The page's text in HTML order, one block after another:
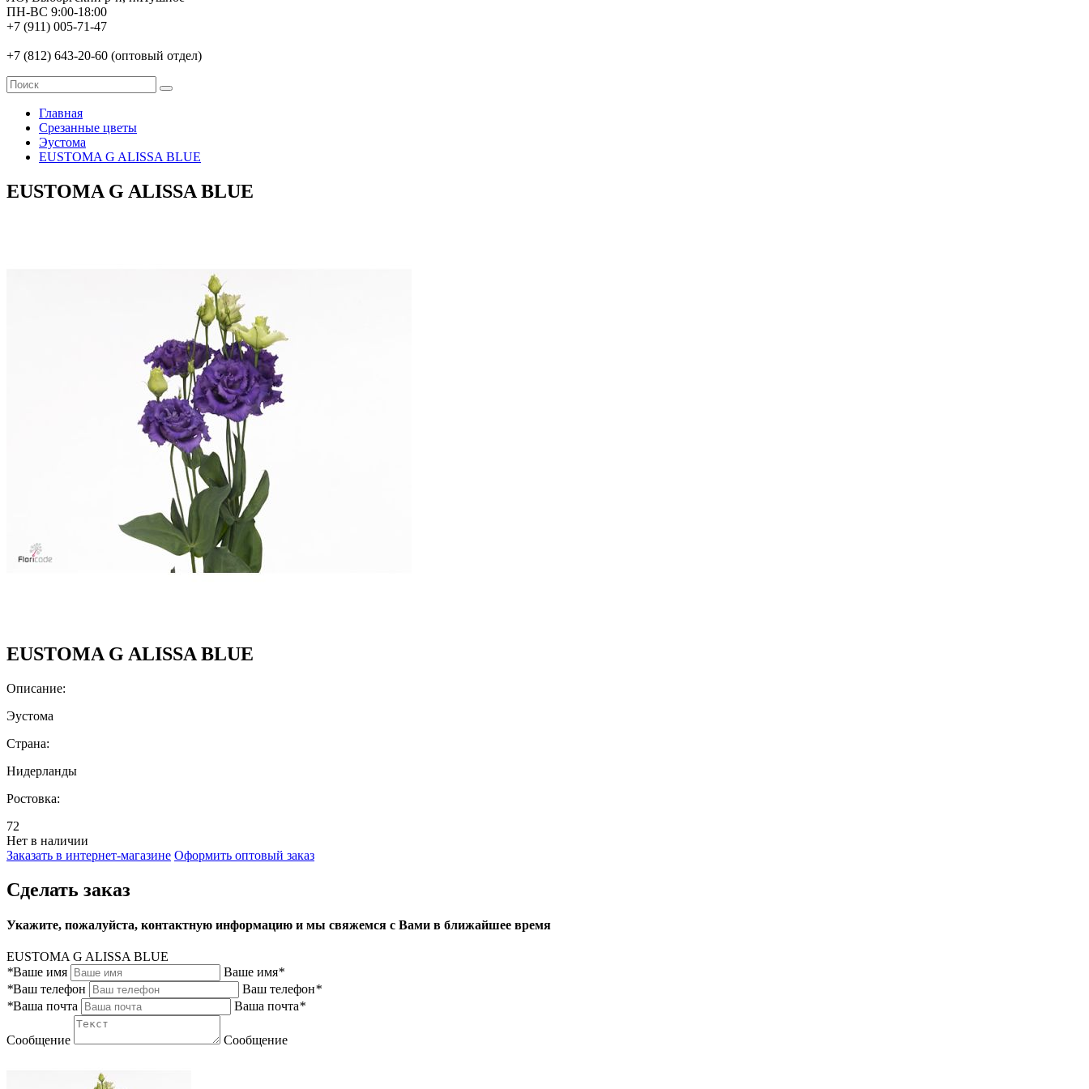
ПН-ВС 9:00-18:00
+7 (911) 005-71-47
+7 (812) 643-20-60 (оптовый отдел)
Главная
Срезанные цветы
Эустома
EUSTOMA G ALISSA BLUE
EUSTOMA G ALISSA BLUE
EUSTOMA G ALISSA BLUE
Описание:
Эустома
Страна:
Нидерланды
Ростовка:
72
Нет в наличии
Заказать в интернет-магазине Оформить оптовый заказ
Сделать заказ
Укажите, пожалуйста, контактную информацию и мы свяжемся с Вами в ближайшее время
EUSTOMA G ALISSA BLUE
*Ваше имя Ваше имя*
*Ваш телефон Ваш телефон*
*Ваша почта Ваша почта*
Сообщение Сообщение